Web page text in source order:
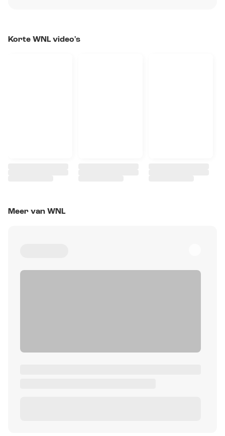
Korte WNL video's
Meer van WNL